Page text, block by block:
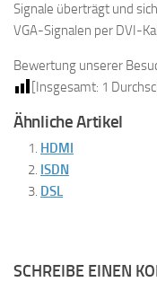
Signale überträgt und
VGA-Signalen per DVI-
Bewertung unserer
[Insgesamt: 1
Ähnliche Artikel
HDMI
ISDN
DSL
SCHREIBE EINEN